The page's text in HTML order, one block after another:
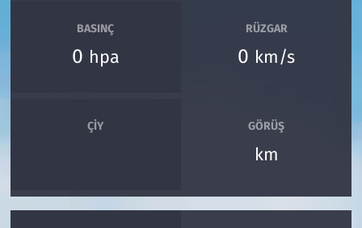
BASINÇ
0 hpa
RÜZGAR
0 km/s
ÇIY GÖRÜŞ
km